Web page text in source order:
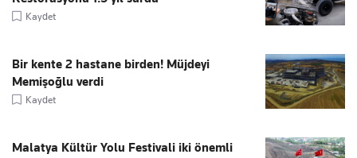
Kaydet
Bir kente 2 hastane birden! Müjdeyi
Memişoğlu verdi
Kaydet
Malatya Kültür Yolu Festivali iki önemli